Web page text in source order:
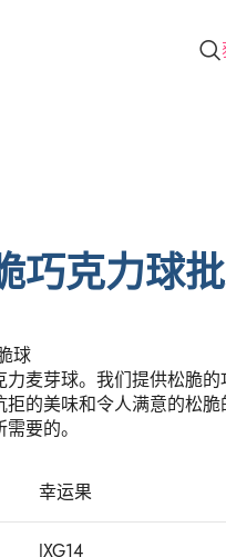
巧克力球
球
麦芽球。我们提供松脆的
的美味和令人满意的松
要的。
幸运果
JXG14